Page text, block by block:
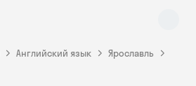
Английский язык
Ярославль